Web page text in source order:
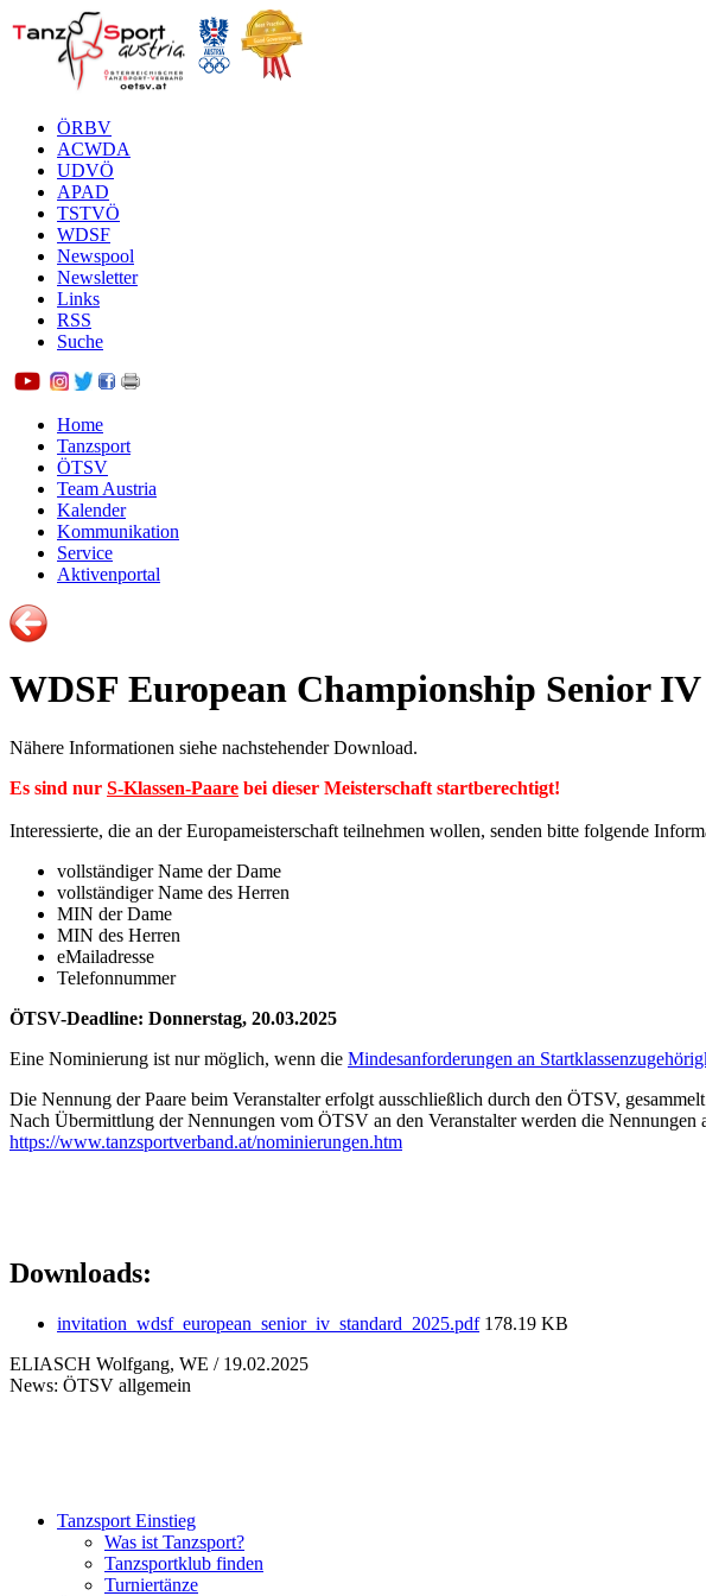
ÖRBV
ACWDA
UDVÖ
APAD
TSTVÖ
WDSF
Newspool
Newsletter
Links
RSS
Suche
Home
Tanzsport
ÖTSV
Team Austria
Kalender
Kommunikation
Service
Aktivenportal
WDSF European Championship Senior
Nähere Informationen siehe nachstehender Download.
Es sind nur S-Klassen-Paare bei dieser Meisterschaft startberechtigt!
Interessierte, die an der Europameisterschaft teilnehmen wollen, senden bitte folgende
vollständiger Name der Dame
vollständiger Name des Herren
MIN der Dame
MIN des Herren
eMailadresse
Telefonnummer
ÖTSV-Deadline: Donnerstag, 20.03.2025
Eine Nominierung ist nur möglich, wenn die Mindesanforderungen an
Die Nennung der Paare beim Veranstalter erfolgt ausschließlich durch den ÖTSV,
Nach Übermittlung der Nennungen vom ÖTSV an den Veranstalter werden die
https://www.tanzsportverband.at/nominierungen.htm
Downloads:
invitation_wdsf_european_senior_iv_standard_2025.pdf 178.19 KB
ELIASCH Wolfgang, WE / 19.02.2025
News: ÖTSV allgemein
Tanzsport Einstieg
Was ist Tanzsport?
Tanzsportklub finden
Turniertänze